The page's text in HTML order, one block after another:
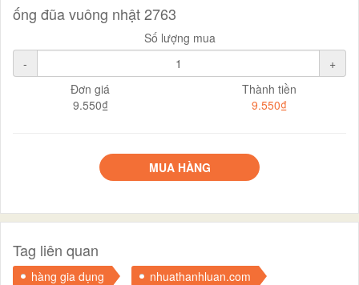
ống đũa vuông nhật 2763
Số lượng mua
-
+
Đơn giá
9.550₫
Thành tiền
9.550₫
MUA HÀNG
Tag liên quan
hàng gia dụng
nhuathanhluan.com